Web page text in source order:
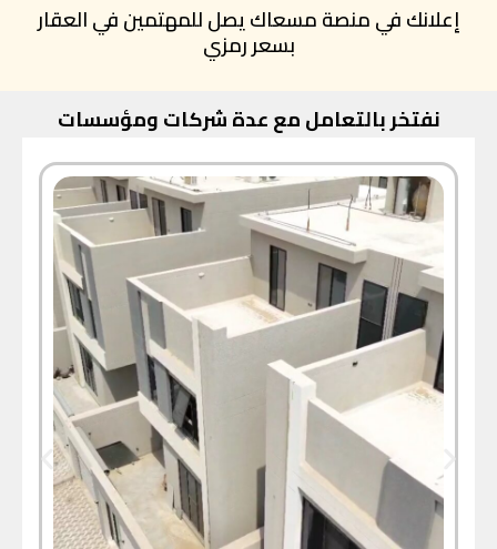
إعلانك في منصة مسعاك يصل للمهتمين في العقار
بسعر رمزي
نفتخر بالتعامل مع عدة شركات ومؤسسات